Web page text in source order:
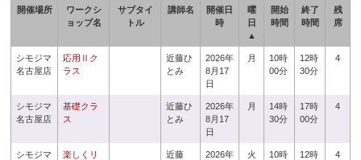
開催場所
ワークシ
ョップ名
サブタイ
トル
講師名
開催日
時
曜
日
▲
開始
時間
終了
時間
残
席
シモジマ
名古屋店
応用Ⅱク
ラス
近藤ひ
とみ
2026年
8月17
日
月
10時
00分
12時
30分
4
シモジマ
名古屋店
基礎クラ
ス
近藤ひ
とみ
2026年
8月17
日
月
14時
30分
17時
00分
4
シモジマ
楽しくリ
近藤
2026年
火
10時
12時
4